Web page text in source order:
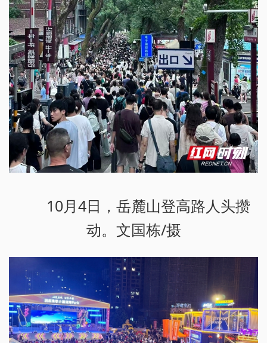
10月4日，岳麓山登高路人头攒
动。文国栋/摄